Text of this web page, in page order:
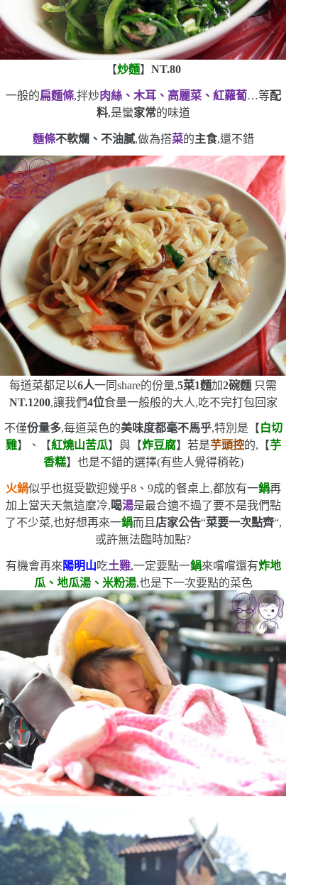
【炒麵】 NT.80
一般的扁麵條,拌炒肉絲、木耳、高麗菜、紅蘿蔔…等配
料,是蠻家常的味道
麵條不軟爛、不油膩,做為搭菜的主食,還不錯
每道菜都足以6人一同share的份量,5菜1麵加2碗麵 只需
NT.1200,讓我們4位食量一般般的大人,吃不完打包回家
不僅份量多,每道菜色的美味度都毫不馬乎,特別是【 白切
雞】、【紅燒山苦瓜】與【炸豆腐】 若是芋頭控的,【芋
香糕】也是不錯的選擇(有些人覺得稍乾)
火鍋似乎也挺受歡迎幾乎8、 9成的餐桌上,都放有一鍋再
加上當天天氣這麼冷,喝湯是最合適不過了要不是我們點
了不少菜,也好想再來一鍋而且 店家公告“菜要一次點齊“,
或許無法臨時加點?
有機會再來 陽明山吃土雞,一定要點一鍋來嚐嚐還有炸地
瓜、地瓜湯、米粉湯,也是下一次要點的菜色